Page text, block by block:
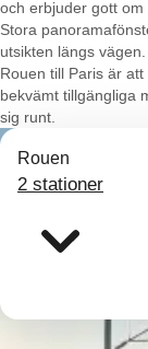
och erbjuder gott om
Stora
utsikten längs
Rouen till Paris är
bekvämt tillgängliga
sig runt.
Rouen
2 stationer